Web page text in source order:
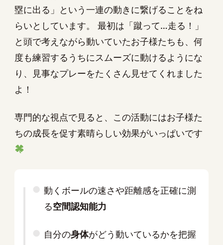
塁に出る」という一連の動きに繋げることをね
らいとしています。 最初は「蹴って…走る！」
と頭で考えながら動いていたお子様たちも、何
度も練習するうちにスムーズに動けるようにな
り、見事なプレーをたくさん見せてくれました
よ！
専門的な視点で見ると、この活動にはお子様た
ちの成長を促す素晴らしい効果がいっぱいです
動くボールの速さや距離感を正確に測
る空間認知能力
自分の身体がどう動いているかを把握